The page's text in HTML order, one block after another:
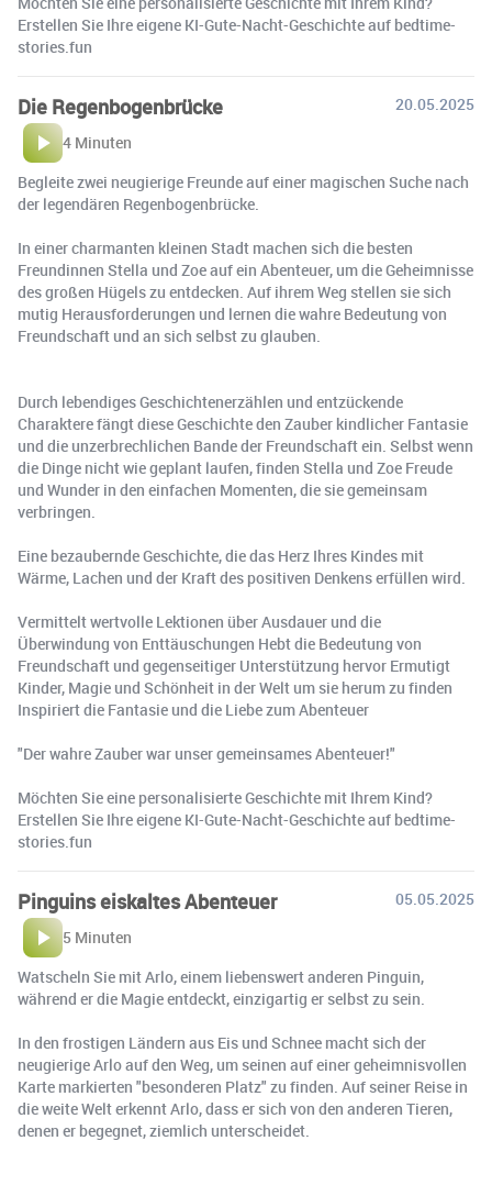
Erstellen Sie Ihre eigene KI-Gute-Nacht-Geschichte auf bedtime-
stories.fun
Die Regenbogenbrücke
20.05.2025
4 Minuten
Begleite zwei neugierige Freunde auf einer magischen Suche nach
der legendären Regenbogenbrücke.
In einer charmanten kleinen Stadt machen sich die besten
Freundinnen Stella und Zoe auf ein Abenteuer, um die Geheimnisse
des großen Hügels zu entdecken. Auf ihrem Weg stellen sie sich
mutig Herausforderungen und lernen die wahre Bedeutung von
Freundschaft und an sich selbst zu glauben.
Durch lebendiges Geschichtenerzählen und entzückende
Charaktere fängt diese Geschichte den Zauber kindlicher Fantasie
und die unzerbrechlichen Bande der Freundschaft ein. Selbst wenn
die Dinge nicht wie geplant laufen, finden Stella und Zoe Freude
und Wunder in den einfachen Momenten, die sie gemeinsam
verbringen.
Eine bezaubernde Geschichte, die das Herz Ihres Kindes mit
Wärme, Lachen und der Kraft des positiven Denkens erfüllen wird.
Vermittelt wertvolle Lektionen über Ausdauer und die
Überwindung von Enttäuschungen Hebt die Bedeutung von
Freundschaft und gegenseitiger Unterstützung hervor Ermutigt
Kinder, Magie und Schönheit in der Welt um sie herum zu finden
Inspiriert die Fantasie und die Liebe zum Abenteuer
"Der wahre Zauber war unser gemeinsames Abenteuer!"
Möchten Sie eine personalisierte Geschichte mit Ihrem Kind?
Erstellen Sie Ihre eigene KI-Gute-Nacht-Geschichte auf bedtime-
stories.fun
Pinguins eiskaltes Abenteuer
05.05.2025
5 Minuten
Watscheln Sie mit Arlo, einem liebenswert anderen Pinguin,
während er die Magie entdeckt, einzigartig er selbst zu sein.
In den frostigen Ländern aus Eis und Schnee macht sich der
neugierige Arlo auf den Weg, um seinen auf einer geheimnisvollen
Karte markierten "besonderen Platz" zu finden. Auf seiner Reise in
die weite Welt erkennt Arlo, dass er sich von den anderen Tieren,
denen er begegnet, ziemlich unterscheidet.